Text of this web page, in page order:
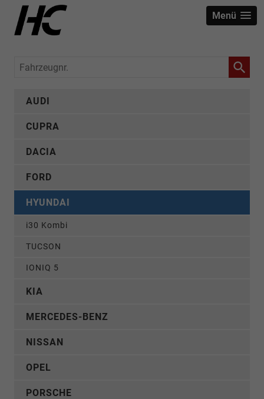
Menü
Fahrzeugnr.
AUDI
CUPRA
DACIA
FORD
HYUNDAI
i30 Kombi
TUCSON
IONIQ 5
KIA
MERCEDES-BENZ
NISSAN
OPEL
PORSCHE